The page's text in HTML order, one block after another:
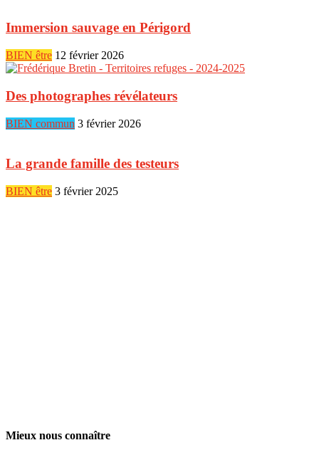
Immersion sauvage en Périgord
BIEN être 12 février 2026
Des photographes révélateurs
BIEN commun 3 février 2026
La grande famille des testeurs
BIEN être 3 février 2025
Mieux nous connaître